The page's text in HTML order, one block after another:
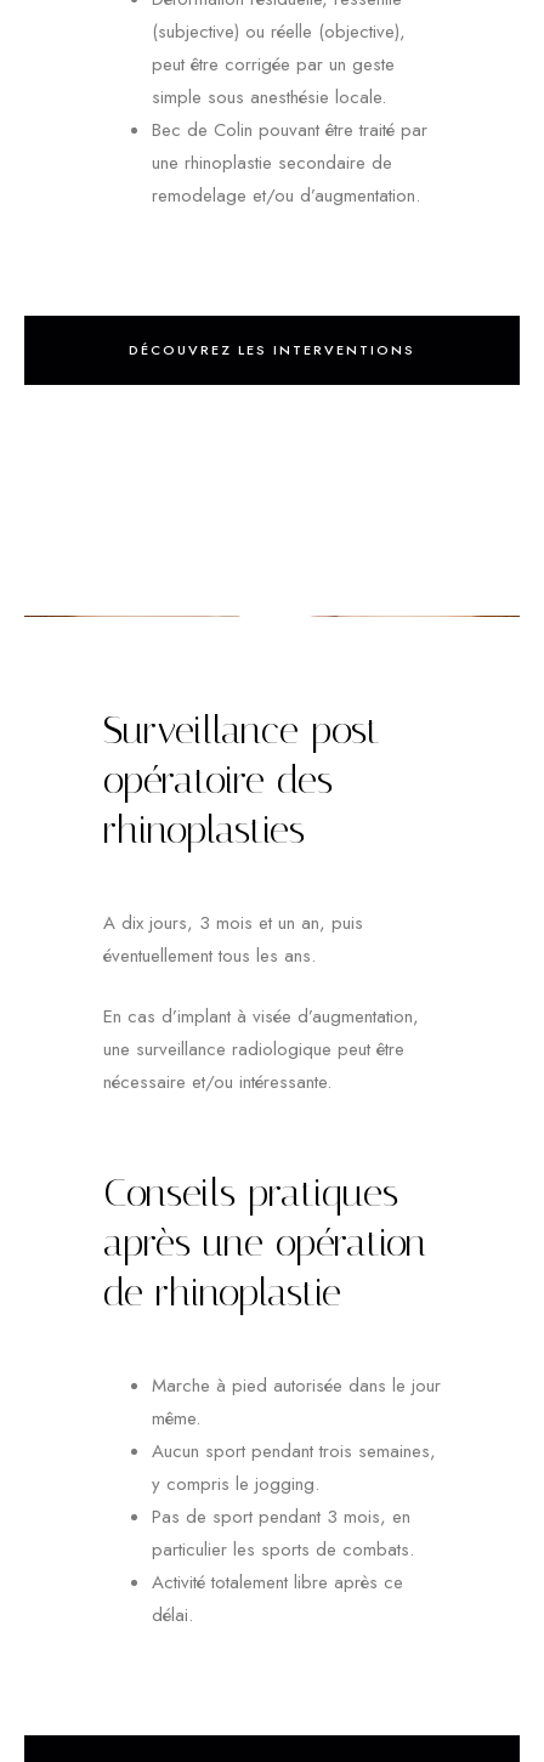
(subjective) ou réelle (objective),
peut être corrigée par un geste
simple sous anesthésie locale.
Bec de Colin pouvant être traité par
une rhinoplastie secondaire de
remodelage et/ou d’augmentation.
DÉCOUVREZ LES INTERVENTIONS
Surveillance post
opératoire des
rhinoplasties
A dix jours, 3 mois et un an, puis
éventuellement tous les ans.
En cas d’implant à visée d’augmentation,
une surveillance radiologique peut être
nécessaire et/ou intéressante.
Conseils pratiques
après une opération
de rhinoplastie
Marche à pied autorisée dans le jour
même.
Aucun sport pendant trois semaines,
y compris le jogging.
Pas de sport pendant 3 mois, en
particulier les sports de combats.
Activité totalement libre après ce
délai.